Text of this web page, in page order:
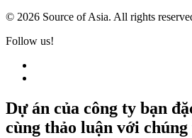
© 2026 Source of Asia. All rights
Follow us!
Dự án của công ty bạn
cùng thảo luận với